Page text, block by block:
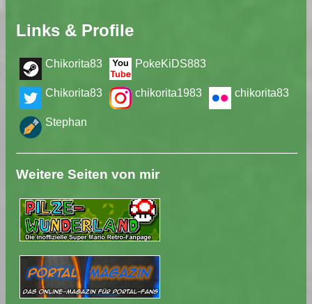
Links & Profile
Chikorita83 PokeKiDS883
Chikorita83 chikorita1983 chikorita83
Stephan
Weitere Seiten von mir